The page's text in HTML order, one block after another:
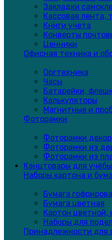
Закладки
Кассовая лента,
Книги учета
Конверты
Ценники
Офисная техника и
Оргтехника
Часы
Батарейки,
Калькуляторы
Магнитные и
Фоторамки
Фоторамки
Фоторамки из
Фоторамки из
Канцтовары для учёбы
Наборы картона и
Бумага
Бумага цветная
Картон цветной,
Наборы для
Принадлежности для